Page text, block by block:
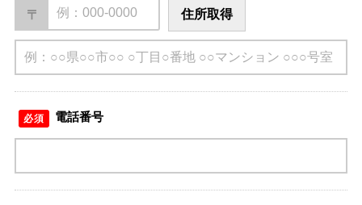
〒 住所取得
電話番号
必須